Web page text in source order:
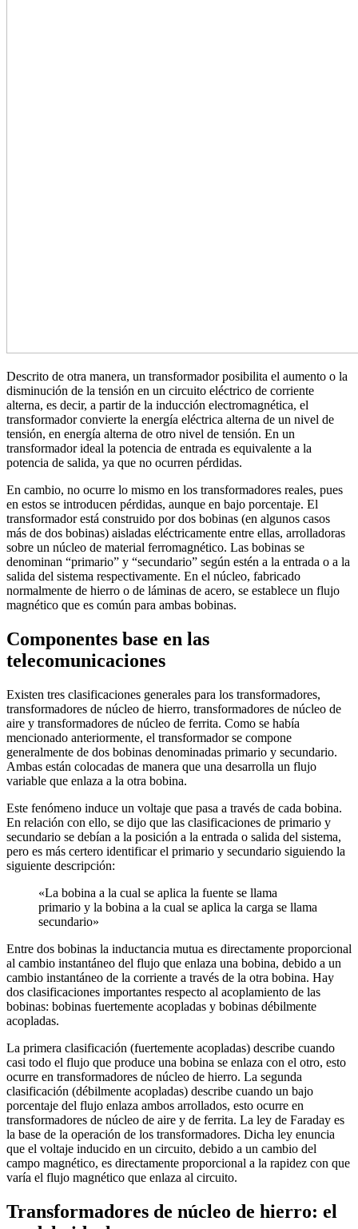
Descrito de otra manera, un transformador posibilita el aumento o la
disminución de la tensión en un circuito eléctrico de corriente
alterna, es decir, a partir de la inducción electromagnética, el
transformador convierte la energía eléctrica alterna de un nivel de
tensión, en energía alterna de otro nivel de tensión. En un
transformador ideal la potencia de entrada es equivalente a la
potencia de salida, ya que no ocurren pérdidas.
En cambio, no ocurre lo mismo en los transformadores reales, pues
en estos se introducen pérdidas, aunque en bajo porcentaje. El
transformador está construido por dos bobinas (en algunos casos
más de dos bobinas) aisladas eléctricamente entre ellas, arrolladoras
sobre un núcleo de material ferromagnético. Las bobinas se
denominan “primario” y “secundario” según estén a la entrada o a la
salida del sistema respectivamente. En el núcleo, fabricado
normalmente de hierro o de láminas de acero, se establece un flujo
magnético que es común para ambas bobinas.
Componentes base en las
telecomunicaciones
Existen tres clasificaciones generales para los transformadores,
transformadores de núcleo de hierro, transformadores de núcleo de
aire y transformadores de núcleo de ferrita. Como se había
mencionado anteriormente, el transformador se compone
generalmente de dos bobinas denominadas primario y secundario.
Ambas están colocadas de manera que una desarrolla un flujo
variable que enlaza a la otra bobina.
Este fenómeno induce un voltaje que pasa a través de cada bobina.
En relación con ello, se dijo que las clasificaciones de primario y
secundario se debían a la posición a la entrada o salida del sistema,
pero es más certero identificar el primario y secundario siguiendo la
siguiente descripción:
«La bobina a la cual se aplica la fuente se llama
primario y la bobina a la cual se aplica la carga se llama
secundario»
Entre dos bobinas la inductancia mutua es directamente proporcional
al cambio instantáneo del flujo que enlaza una bobina, debido a un
cambio instantáneo de la corriente a través de la otra bobina. Hay
dos clasificaciones importantes respecto al acoplamiento de las
bobinas: bobinas fuertemente acopladas y bobinas débilmente
acopladas.
La primera clasificación (fuertemente acopladas) describe cuando
casi todo el flujo que produce una bobina se enlaza con el otro, esto
ocurre en transformadores de núcleo de hierro. La segunda
clasificación (débilmente acopladas) describe cuando un bajo
porcentaje del flujo enlaza ambos arrollados, esto ocurre en
transformadores de núcleo de aire y de ferrita. La ley de Faraday es
la base de la operación de los transformadores. Dicha ley enuncia
que el voltaje inducido en un circuito, debido a un cambio del
campo magnético, es directamente proporcional a la rapidez con que
varía el flujo magnético que enlaza al circuito.
Transformadores de núcleo de hierro: el